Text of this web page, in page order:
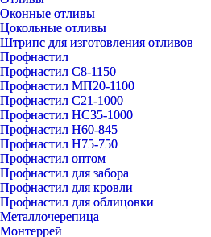
Оконные отливы
Цокольные отливы
Штрипс для изготовления отливов
Профнастил
Профнастил С8-1150
Профнастил МП20-1100
Профнастил С21-1000
Профнастил НС35-1000
Профнастил Н60-845
Профнастил Н75-750
Профнастил оптом
Профнастил для забора
Профнастил для кровли
Профнастил для облицовки
Металлочерепица
Монтеррей